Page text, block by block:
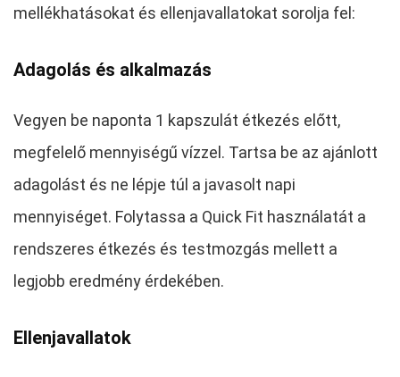
mellékhatásokat és ellenjavallatokat sorolja fel:
Adagolás és alkalmazás
Vegyen be naponta 1 kapszulát étkezés előtt,
megfelelő mennyiségű vízzel. Tartsa be az ajánlott
adagolást és ne lépje túl a javasolt napi
mennyiséget. Folytassa a Quick Fit használatát a
rendszeres étkezés és testmozgás mellett a
legjobb eredmény érdekében.
Ellenjavallatok